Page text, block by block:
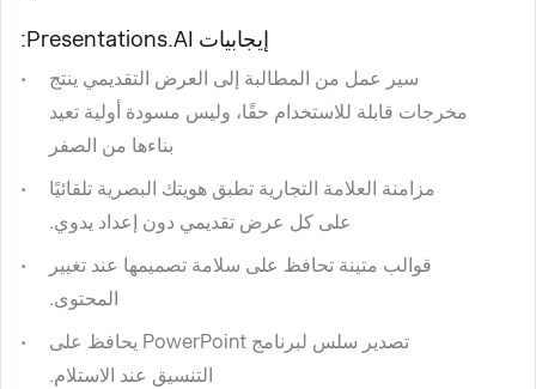
إيجابيات Presentations.AI:
سير عمل من المطالبة إلى العرض التقديمي ينتج
مخرجات قابلة للاستخدام حقًا، وليس مسودة أولية تعيد
بناءها من الصفر
مزامنة العلامة التجارية تطبق هويتك البصرية تلقائيًا
على كل عرض تقديمي دون إعداد يدوي.
قوالب متينة تحافظ على سلامة تصميمها عند تغيير
المحتوى.
تصدير سلس لبرنامج PowerPoint يحافظ على
التنسيق عند الاستلام.